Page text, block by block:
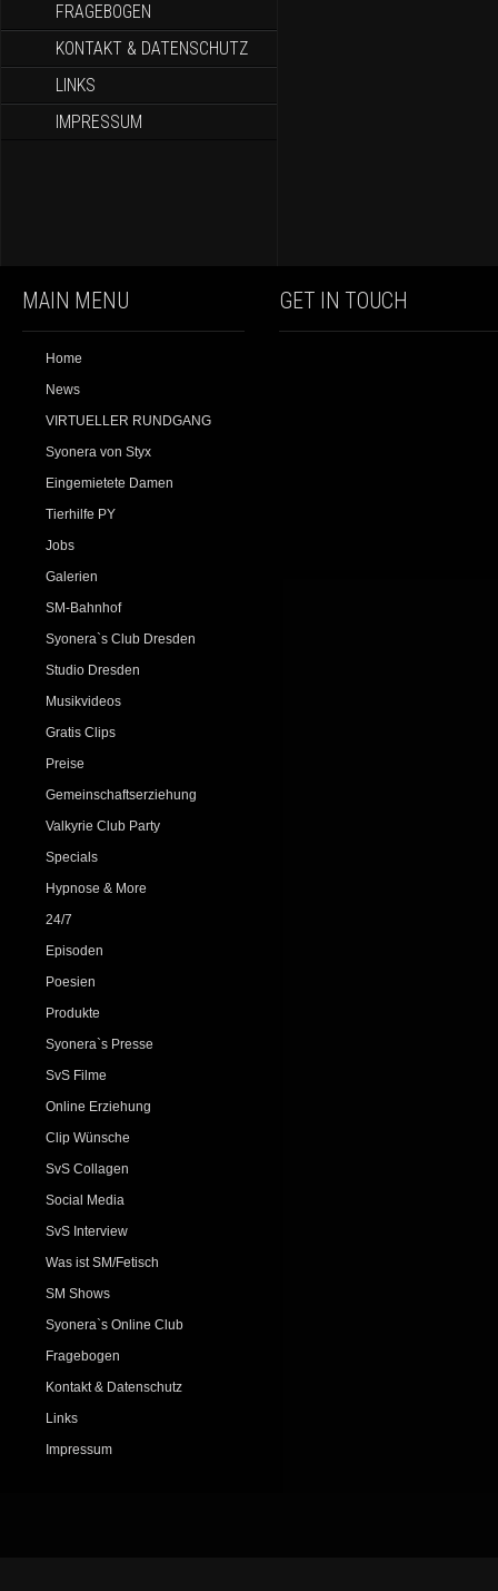
FRAGEBOGEN
KONTAKT & DATENSCHUTZ
LINKS
IMPRESSUM
MAIN MENU
Home
News
VIRTUELLER RUNDGANG
Syonera von Styx
Eingemietete Damen
Tierhilfe PY
Jobs
Galerien
SM-Bahnhof
Syonera`s Club Dresden
Studio Dresden
Musikvideos
Gratis Clips
Preise
Gemeinschaftserziehung
Valkyrie Club Party
Specials
Hypnose & More
24/7
Episoden
Poesien
Produkte
Syonera`s Presse
SvS Filme
Online Erziehung
Clip Wünsche
SvS Collagen
Social Media
SvS Interview
Was ist SM/Fetisch
SM Shows
Syonera`s Online Club
Fragebogen
Kontakt & Datenschutz
Links
Impressum
GET IN TOUCH